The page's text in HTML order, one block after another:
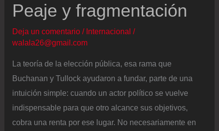
El
Rey
asegura
que
está
“indignado”
por
Peaje y fragmentación
Deja un comentario / Internacional /
walala26@gmail.com
La teoría de la elección pública, esa rama que
Buchanan y Tullock ayudaron a fundar, parte de una
intuición simple: cuando un actor político se vuelve
indispensable para que otro alcance sus objetivos,
cobra una renta por ese lugar. No necesariamente en